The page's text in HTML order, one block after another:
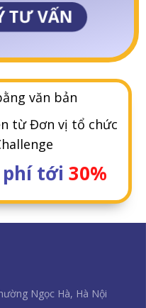
TƯ VẤN
văn bản
từ Đơn vị tổ chức
phí tới30%
Ngọc Hà, Hà Nội